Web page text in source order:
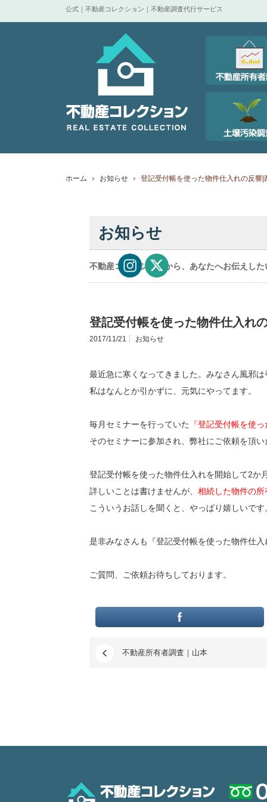
公式｜不動産コレクション｜不動産調査代行サービス
ホーム お知らせ 登記受付帳を使った物件仕入れの反響|
お知らせ
不動産コレクションから、あなたへお伝えした
登記受付帳を使った物件仕入れ
2017/11/21 お知らせ
最近急に寒くなってきました。みなさん風邪
私はなんとか引かずに、元気にやってます。
毎月セミナーを行っていた
『登記受付帳を使
そのセミナーに参加され、弊社にご依頼を頂
登記受付帳を使った物件仕入れを開始して2か
詳しいことは書けませんが、 相続した物件の
こういうお話しを聞くと、やっぱり嬉しいです
是非みなさんも『登記受付帳を使った物件仕
ご質問、ご依頼お待ちしております。
不動産所有者調査｜山本